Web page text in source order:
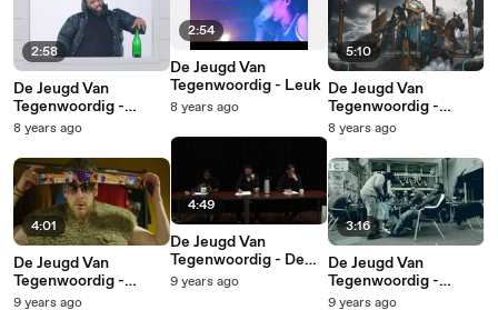
2:58
De Jeugd Van
Tegenwoordig -
Glasbak
8 years ago
4:01
De Jeugd Van
Tegenwoordig -
Gemist
9 years ago
2:54
De Jeugd Van
Tegenwoordig - Leuk
8 years ago
4:49
De Jeugd Van
Tegenwoordig - De
Toneelacademie
9 years ago
5:10
De Jeugd Van
Tegenwoordig -
Makkelijk (Voor Ons)
8 years ago
3:16
De Jeugd Van
Tegenwoordig -
Pappa Is Thuis
9 years ago